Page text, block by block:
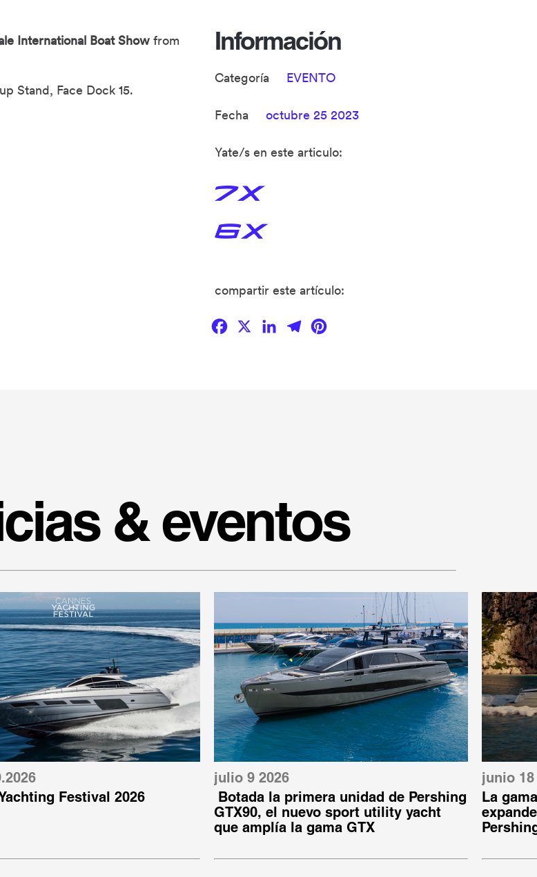
International Boat Show from
Stand, Face Dock 15.
Información
Categoría EVENTO
Fecha octubre 25 2023
Yate/s en este articulo:
compartir este artículo:
Facebook
X LinkedIn
Telegram
& eventos
Festival 2026
julio 9 2026
Botada la primera unidad de Pershing
GTX90, el nuevo sport utility yacht
que amplía la gama GTX
junio 18
La